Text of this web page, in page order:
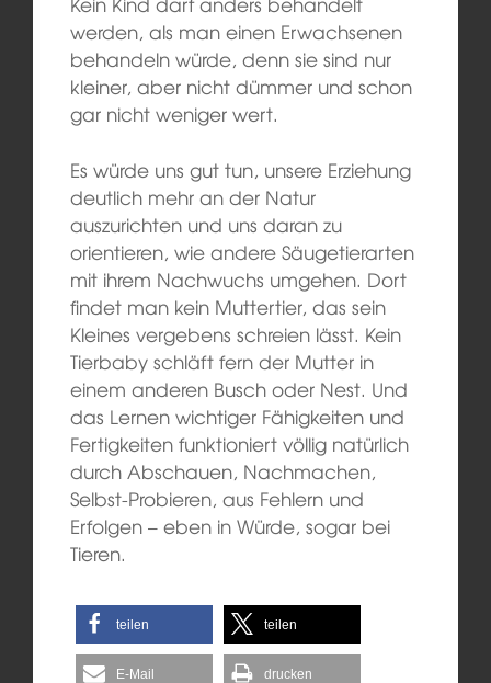
werden, als man einen Erwachsenen
behandeln würde, denn sie sind nur
kleiner, aber nicht dümmer und schon
gar nicht weniger wert.
Es würde uns gut tun, unsere Erziehung
deutlich mehr an der Natur
auszurichten und uns daran zu
orientieren, wie andere Säugetierarten
mit ihrem Nachwuchs umgehen. Dort
findet man kein Muttertier, das sein
Kleines vergebens schreien lässt. Kein
Tierbaby schläft fern der Mutter in
einem anderen Busch oder Nest. Und
das Lernen wichtiger Fähigkeiten und
Fertigkeiten funktioniert völlig natürlich
durch Abschauen, Nachmachen,
Selbst-Probieren, aus Fehlern und
Erfolgen – eben in Würde, sogar bei
Tieren.
teilen teilen
E-Mail drucken